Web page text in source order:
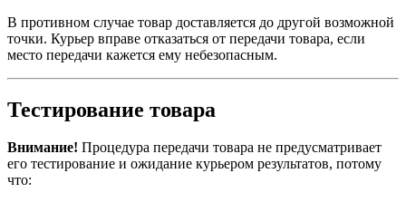
В противном случае товар доставляется до другой возможной
точки. Курьер вправе отказаться от передачи товара, если
место передачи кажется ему небезопасным.
Тестирование товара
Внимание! Процедура передачи товара не предусматривает
его тестирование и ожидание курьером результатов, потому
что: